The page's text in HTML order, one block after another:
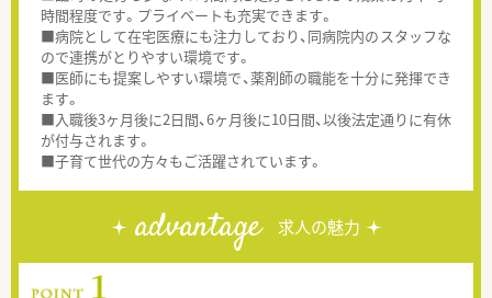
時間程度です。プライベートも充実できます。
■病院として在宅医療にも注力しており、同病院内のスタッフな
ので連携がとりやすい環境です。
■医師にも提案しやすい環境で、薬剤師の職能を十分に発揮でき
ます。
■入職後3ヶ月後に2日間、6ヶ月後に10日間、以後法定通りに有休
が付与されます。
■子育て世代の方々もご活躍されています。
advantage 求人の魅力